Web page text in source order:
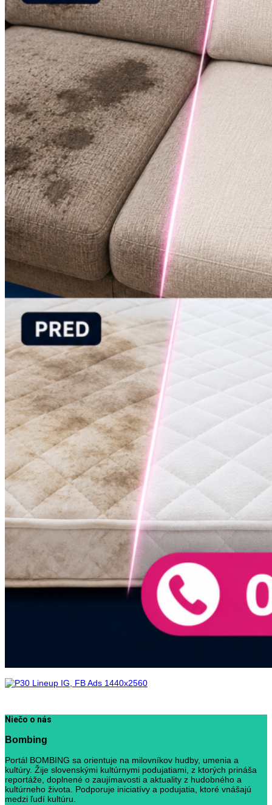
Niečo o nás
Bombing
Portál BOMBING sa orientuje na milovníkov hudby, umenia a
kultúry. Žije slovenskými kultúrnymi podujatiami, z ktorých prináša
reportáže, doplnené o zaujímavosti a aktuality z hudobného a
kultúrneho života. Podporuje iniciatívy a podujatia, ktoré vnášajú
medzi ľudí kultúru.